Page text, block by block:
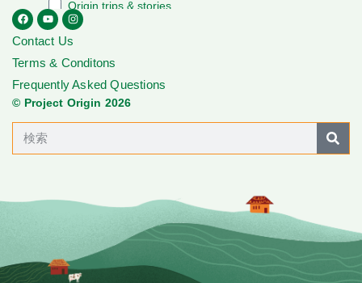
Contact Us
Terms & Conditons
Frequently Asked Questions
© Project Origin 2026